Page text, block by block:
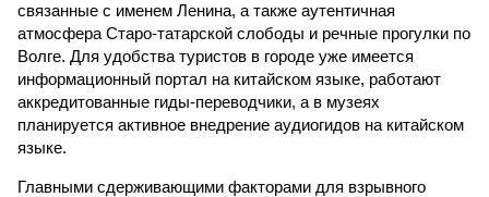
связанные с именем Ленина, а также аутентичная
атмосфера Старо-татарской слободы и речные прогулки по
Волге. Для удобства туристов в городе уже имеется
информационный портал на китайском языке, работают
аккредитованные гиды-переводчики, а в музеях
планируется активное внедрение аудиогидов на китайском
языке.
Главными сдерживающими факторами для взрывного